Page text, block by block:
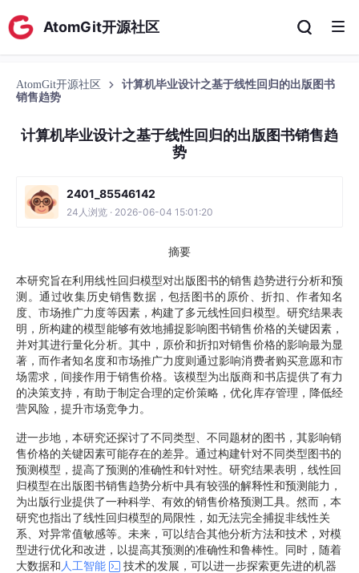
AtomGit开源社区
AtomGit开源社区
计算机毕业设计之基于线性回归的出版图书
销售趋势
计算机毕业设计之基于线性回归的出版图书销售趋
势
2401_85546142
24人浏览 · 2026-06-04 15:01:20
摘要
本研究旨在利用线性回归模型对出版图书的销售趋势进行分析和预
测。通过收集历史销售数据，包括图书的原价、折扣、作者知名
度、市场推广力度等因素，构建了多元线性回归模型。研究结果表
明，所构建的模型能够有效地捕捉影响图书销售价格的关键因素，
并对其进行量化分析。其中，原价和折扣对销售价格的影响最为显
著，而作者知名度和市场推广力度则通过影响消费者购买意愿和市
场需求，间接作用于销售价格。该模型为出版商和书店提供了有力
的决策支持，有助于制定合理的定价策略，优化库存管理，降低经
营风险，提升市场竞争力。
进一步地，本研究还探讨了不同类型、不同题材的图书，其影响销
售价格的关键因素可能存在的差异。通过构建针对不同类型图书的
预测模型，提高了预测的准确性和针对性。研究结果表明，线性回
归模型在出版图书销售趋势分析中具有较强的解释性和预测能力，
为出版行业提供了一种科学、有效的销售价格预测工具。然而，本
研究也指出了线性回归模型的局限性，如无法完全捕捉非线性关
系、对异常值敏感等。未来，可以结合其他分析方法和技术，对模
型进行优化和改进，以提高其预测的准确性和鲁棒性。同时，随着
大数据和 人工智能
技术的发展，可以进一步探索更先进的机器